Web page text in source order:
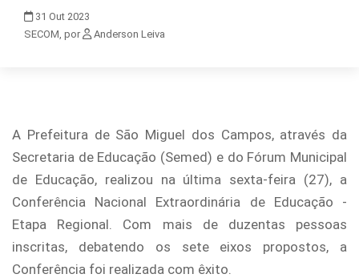
31 Out 2023
SECOM, por
Anderson Leiva
A Prefeitura de São Miguel dos Campos, através da
Secretaria de Educação (Semed) e do Fórum Municipal
de Educação, realizou na última sexta-feira (27), a
Conferência Nacional Extraordinária de Educação -
Etapa Regional. Com mais de duzentas pessoas
inscritas, debatendo os sete eixos propostos, a
Conferência foi realizada com êxito.